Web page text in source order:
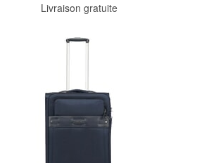
Livraison gratuite